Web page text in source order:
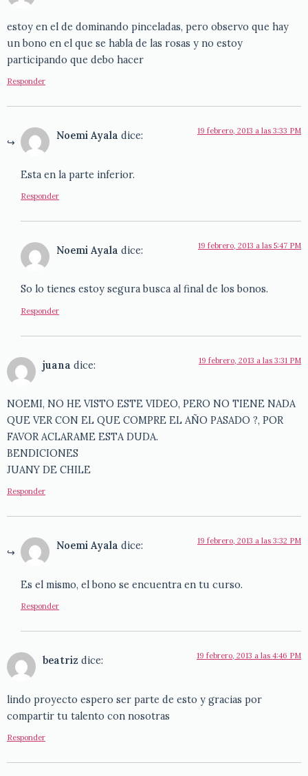
estoy en el de dominando pinceladas, pero observo que hay
un bono en el que se habla de las rosas y no estoy
participando que debo hacer
Responder
Noemi Ayala dice: 19 febrero, 2013 a las 3:33 PM
Esta en la parte inferior.
Responder
Noemi Ayala dice: 19 febrero, 2013 a las 5:47 PM
So lo tienes estoy segura busca al final de los bonos.
Responder
juana dice: 19 febrero, 2013 a las 3:31 PM
NOEMI, NO HE VISTO ESTE VIDEO, PERO NO TIENE NADA
QUE VER CON EL QUE COMPRE EL AÑO PASADO ?, POR
FAVOR ACLARAME ESTA DUDA.
BENDICIONES
JUANY DE CHILE
Responder
Noemi Ayala dice: 19 febrero, 2013 a las 3:32 PM
Es el mismo, el bono se encuentra en tu curso.
Responder
beatriz dice: 19 febrero, 2013 a las 4:46 PM
lindo proyecto espero ser parte de esto y gracias por
compartir tu talento con nosotras
Responder